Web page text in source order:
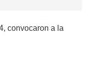
convocaron a la